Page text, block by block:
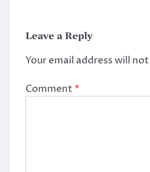
Leave a Reply
Your email address will
Comment *